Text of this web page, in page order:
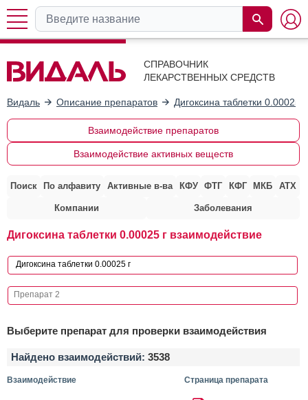
СПРАВОЧНИК
ЛЕКАРСТВЕННЫХ СРЕДСТВ
Видаль Описание препаратов Дигоксина таблетки 0.00025 г
Взаимодействие препаратов
Взаимодействие активных веществ
Поиск По алфавиту Активные в-ва КФУ ФТГ КФГ МКБ АТХ
Компании Заболевания
Дигоксина таблетки 0.00025 г взаимодействие
Выберите препарат для проверки взаимодействия
Найдено взаимодействий: 3538
Взаимодействие Страница препарата